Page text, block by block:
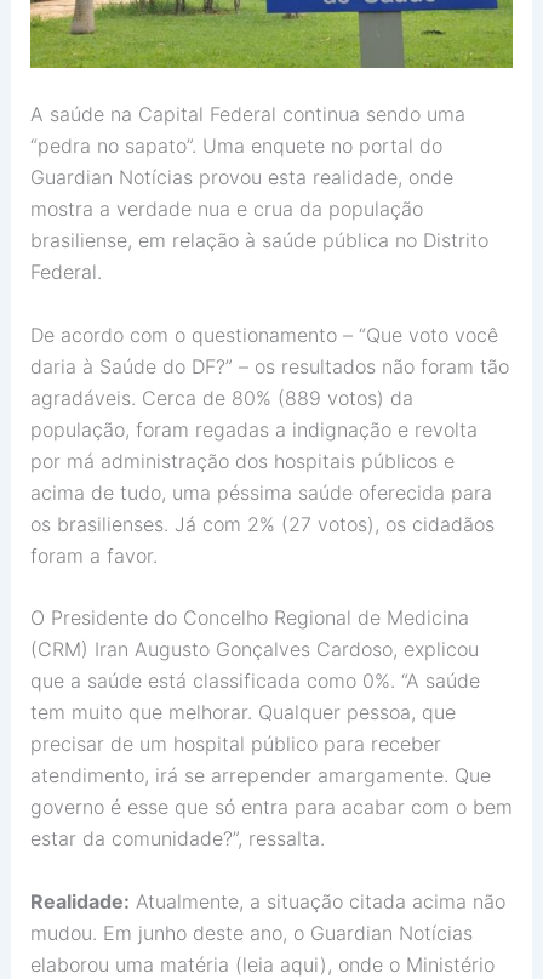
A saúde na Capital Federal continua sendo uma
“pedra no sapato”. Uma enquete no portal do
Guardian Notícias provou esta realidade, onde
mostra a verdade nua e crua da população
brasiliense, em relação à saúde pública no Distrito
Federal.
De acordo com o questionamento – “Que voto você
daria à Saúde do DF?” – os resultados não foram tão
agradáveis. Cerca de 80% (889 votos) da
população, foram regadas a indignação e revolta
por má administração dos hospitais públicos e
acima de tudo, uma péssima saúde oferecida para
os brasilienses. Já com 2% (27 votos), os cidadãos
foram a favor.
O Presidente do Concelho Regional de Medicina
(CRM) Iran Augusto Gonçalves Cardoso, explicou
que a saúde está classificada como 0%. “A saúde
tem muito que melhorar. Qualquer pessoa, que
precisar de um hospital público para receber
atendimento, irá se arrepender amargamente. Que
governo é esse que só entra para acabar com o bem
estar da comunidade?”, ressalta.
Realidade: Atualmente, a situação citada acima não
mudou. Em junho deste ano, o Guardian Notícias
elaborou uma matéria (leia aqui), onde o Ministério